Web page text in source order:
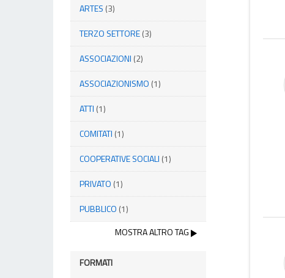
ARTES (3)
TERZO SETTORE(3)
ASSOCIAZIONI (2)
ASSOCIAZIONISMO (1)
ATTI (1)
COMITATI (1)
COOPERATIVE SOCIALI (1)
PRIVATO (1)
PUBBLICO (1)
MOSTRA ALTRO TAG
FORMATI